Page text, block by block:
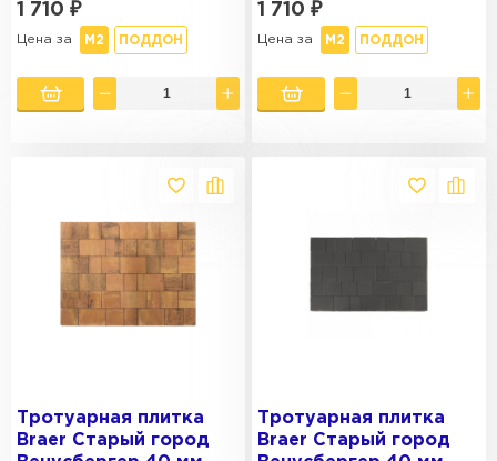
1 710 ₽
Цена за М2 ПОДДОН
1 710 ₽
Цена за М2 ПОДДОН
Тротуарная плитка
Braer Старый город
Тротуарная плитка
Braer Старый город